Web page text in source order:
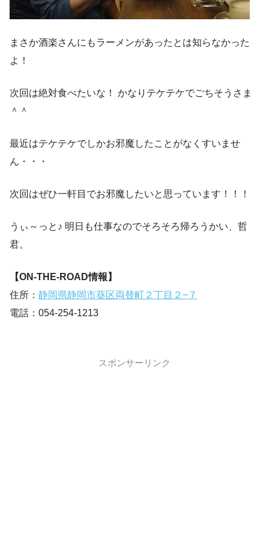
まさか酒楽さんにもラーメンがあったとは知らなかった
よ！
次回は絶対食べたいな！ かなりテケテケでごちそうさま
＾＾
最近はテケテケでしかお邪魔したことがなくすいませ
ん・・・
次回はぜひ一軒目でお邪魔したいと思っています！！！
うぃ～っと♪ 明日も仕事なのでそろそろ帰ろうかい、哲
君。
【ON-THE-ROAD情報】
住所： 静岡県静岡市葵区両替町２丁目２−７
電話：054-254-1213
スポンサーリンク